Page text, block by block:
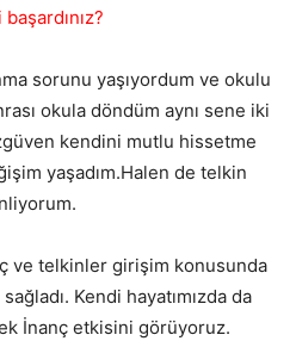
sorunu yaşıyordum ve okulu
okula döndüm aynı sene iki
kendini mutlu hissetme
yaşadım.Halen de telkin
ve telkinler girişim konusunda
Kendi hayatımızda da
İnanç etkisini görüyoruz.